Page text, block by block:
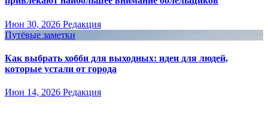
Июн 30, 2026 Редакция
Путёвые заметки
Как выбрать хобби для выходных: идеи для людей,
которые устали от города
Июн 14, 2026 Редакция